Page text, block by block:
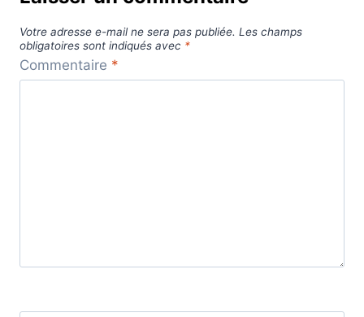
Votre adresse e-mail ne sera pas publiée. Les champs
obligatoires sont indiqués avec *
Commentaire *